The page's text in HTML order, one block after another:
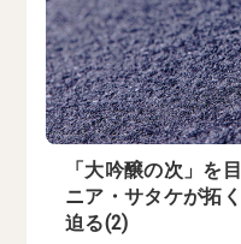
「大吟醸の次」を
ニア・サタケが拓
迫る(2)